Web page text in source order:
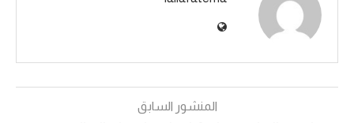
المنشور السابق